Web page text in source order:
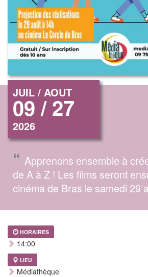
JUIL / AOUT
09 / 27
2026
“ Apprenons ensemble à
de A à Z ! Les films seront
cinéma de Bras le samedi 29
HORAIRES
14:00
LIEU
Médiathèque